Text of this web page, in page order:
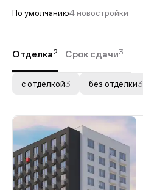
По умолчанию4 новостройки
Отделка2 Срок сдачи3
с отделкой3 без отделки3